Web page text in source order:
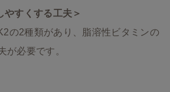
やすくする工夫＞
の2種類があり、脂溶性ビタミンの
が必要です。